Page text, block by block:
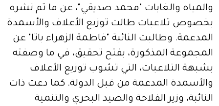
والمياه والغابات "محمد صديقي"، عن ما تم نشره
بخصوص تلاعبات طالت توزيع الأعلاف والأسمدة
المدعمة. وطالبت النائبة "فاطمة الزهراء باتا" عن
المجموعة المذكورة، بفتح تحقيق، في ما وصفته
بشبهة التلاعبات، التي تشوب توزيع الأعلاف
والأسمدة المدعمة من قبل الدولة. كما دعت ذات
النائبة، وزير الفلاحة والصيد البحري والتنمية